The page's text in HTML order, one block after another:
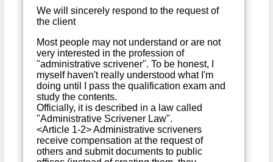
We will sincerely respond to the request of
the client
Most people may not understand or are not
very interested in the profession of
"administrative scrivener". To be honest, I
myself haven't really understood what I'm
doing until I pass the qualification exam and
study the contents.
Officially, it is described in a law called
"Administrative Scrivener Law".
<Article 1-2> Administrative scriveners
receive compensation at the request of
others and submit documents to public